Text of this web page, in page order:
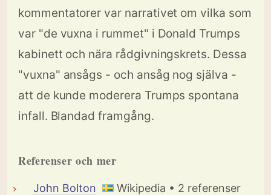
kommentatorer var narrativet om vilka som
var "de vuxna i rummet" i Donald Trumps
kabinett och nära rådgivningskrets. Dessa
"vuxna" ansågs - och ansåg nog själva -
att de kunde moderera Trumps spontana
infall. Blandad framgång.
Referenser och mer
John Bolton
Wikipedia • 2 referenser